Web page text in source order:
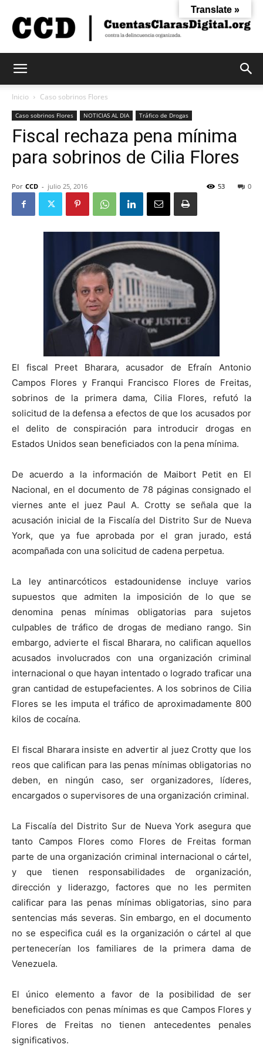
Claras
Inicio Caso sobrinos Flores
Caso sobrinos Flores NOTICIAS AL DIA Tráfico de Drogas
Fiscal rechaza pena mínima
para sobrinos de Cilia Flores
Por CCD - julio 25, 2016 0
53
El fiscal Preet Bharara, acusador de Efraín Antonio
Campos Flores y Franqui Francisco Flores de Freitas,
sobrinos de la primera dama, Cilia Flores, refutó la
solicitud de la defensa a efectos de que los acusados por
el delito de conspiración para introducir drogas en
Estados Unidos sean beneficiados con la pena mínima.
De acuerdo a la información de Maibort Petit en El
Nacional, en el documento de 78 páginas consignado el
viernes ante el juez Paul A. Crotty se señala que la
acusación inicial de la Fiscalía del Distrito Sur de Nueva
York, que ya fue aprobada por el gran jurado, está
acompañada con una solicitud de cadena perpetua.
La ley antinarcóticos estadounidense incluye varios
supuestos que admiten la imposición de lo que se
denomina penas mínimas obligatorias para sujetos
culpables de tráfico de drogas de mediano rango. Sin
embargo, advierte el fiscal Bharara, no califican aquellos
acusados involucrados con una organización criminal
internacional o que hayan intentado o logrado traficar una
gran cantidad de estupefacientes. A los sobrinos de Cilia
Flores se les imputa el tráfico de aproximadamente 800
kilos de cocaína.
El fiscal Bharara insiste en advertir al juez Crotty que los
reos que califican para las penas mínimas obligatorias no
deben, en ningún caso, ser organizadores, líderes,
encargados o supervisores de una organización criminal.
La Fiscalía del Distrito Sur de Nueva York asegura que
tanto Campos Flores como Flores de Freitas forman
parte de una organización criminal internacional o cártel,
y que tienen responsabilidades de organización,
dirección y liderazgo, factores que no les permiten
calificar para las penas mínimas obligatorias, sino para
sentencias más severas. Sin embargo, en el documento
no se especifica cuál es la organización o cártel al que
pertenecerían los familiares de la primera dama de
Venezuela.
El único elemento a favor de la posibilidad de ser
beneficiados con penas mínimas es que Campos Flores y
Flores de Freitas no tienen antecedentes penales
significativos.
Translate »